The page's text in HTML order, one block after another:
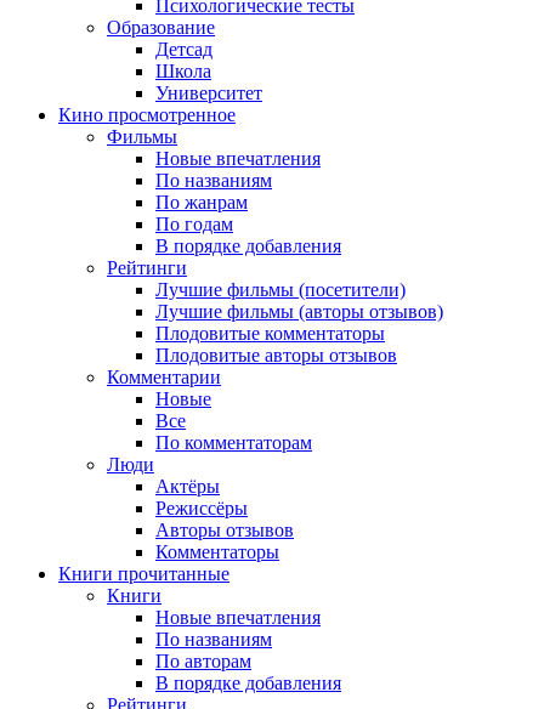
Психологические тесты
Образование
Детсад
Школа
Университет
Кино просмотренное
Фильмы
Новые впечатления
По названиям
По жанрам
По годам
В порядке добавления
Рейтинги
Лучшие фильмы (посетители)
Лучшие фильмы (авторы отзывов)
Плодовитые комментаторы
Плодовитые авторы отзывов
Комментарии
Новые
Все
По комментаторам
Люди
Актёры
Режиссёры
Авторы отзывов
Комментаторы
Книги прочитанные
Книги
Новые впечатления
По названиям
По авторам
В порядке добавления
Рейтинги